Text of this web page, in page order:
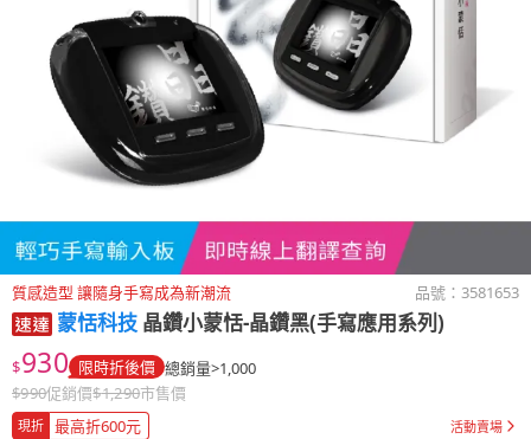
質感造型 讓隨身手寫成為新潮流 品號： 3581653
蒙恬科技 晶鑽小蒙恬-晶鑽黑(手寫應用系列)
$930 限時折後價 總銷量>1,000
$990促銷價$1,290市售價
現折 最高折600元 活動賣場